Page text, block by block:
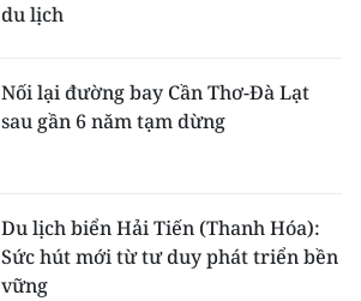
du lịch
Nối lại đường bay Cần Thơ-Đà Lạt
sau gần 6 năm tạm dừng
Du lịch biển Hải Tiến (Thanh Hóa):
Sức hút mới từ tư duy phát triển bền
vững